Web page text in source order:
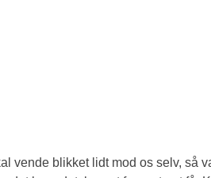
vende blikket lidt mod os selv, så